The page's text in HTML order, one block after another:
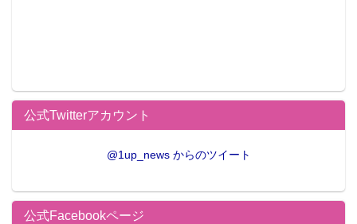
公式Twitterアカウント
@1up_news からのツイート
公式Facebookページ